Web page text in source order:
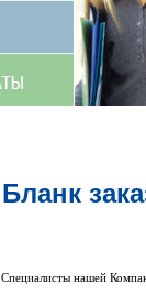
Бланк
Специалисты нашей